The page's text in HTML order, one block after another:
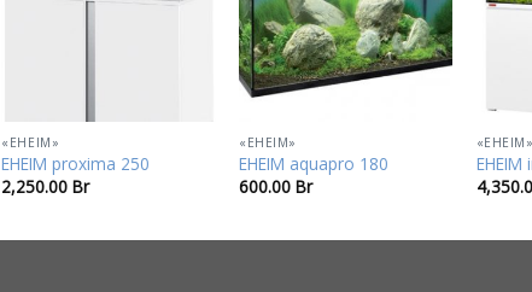
«EHEIM»
EHEIM proxima 250
2,250.00Br
«EHEIM»
EHEIM aquapro 180
600.00Br
«EHEIM»
EHEIM